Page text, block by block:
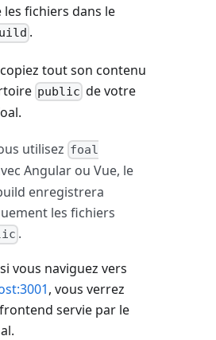
fichiers dans le
.
tout son contenu
public de votre
utilisez foal
Angular ou Vue, le
enregistrera
les fichiers
.
vous naviguez vers
, vous verrez
servie par le